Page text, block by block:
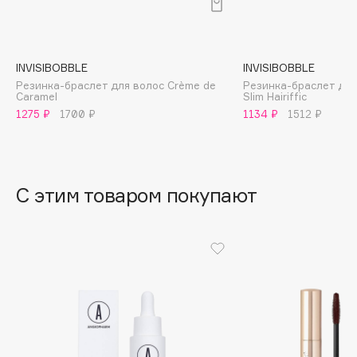
Baffy
Balmain Hair Couture
ЭКСКЛЮЗИВ
Banderas
Beauty Pati
INVISIBOBBLE
Резинка-браслет для волос Crème de
Caramel
1275 ₽
1700 ₽
INVISIBOBBLE
Резинка-браслет
Slim Hairiffic
1134 ₽
1512 ₽
С этим товаром покупают